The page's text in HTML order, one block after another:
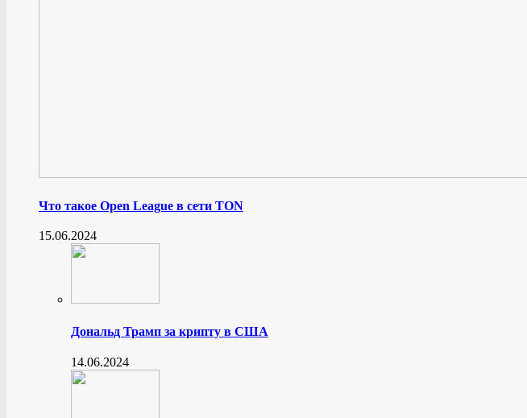
Что такое Open League в сети TON
15.06.2024
Дональд Трамп за крипту в США
14.06.2024